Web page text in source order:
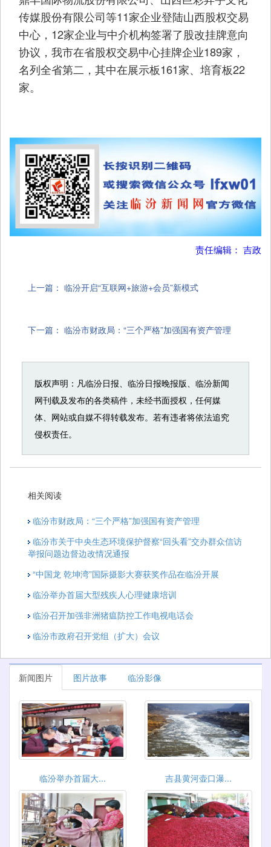
传媒股份有限公司等11家企业登陆山西股权交易
中心，12家企业与中介机构签署了股改挂牌意向
协议，我市在省股权交易中心挂牌企业189家，
名列全省第二，其中在展示板161家、培育板22
家。
责任编辑： 吉政
上一篇： 临汾开启“互联网+旅游+会员”新模式
下一篇： 临汾市财政局：“三个严格”加强国有资产管理
版权声明：凡临汾日报、临汾日报晚报版、临汾新闻
网刊载及发布的各类稿件，未经书面授权，任何媒
体、网站或自媒不得转载发布。若有违者将依法追究
侵权责任。
相关阅读
临汾市财政局：“三个严格”加强国有资产管理
临汾市关于中央生态环境保护督察“回头看”交办群众信访
举报问题边督边改情况通报
“中国龙 乾坤湾”国际摄影大赛获奖作品在临汾开展
临汾举办首届大型残疾人心理健康培训
临汾召开加强非洲猪瘟防控工作电视电话会
临汾市政府召开党组（扩大）会议
新闻图片 图片故事 临汾影像
临汾举办首届大... 吉县黄河壶口瀑...